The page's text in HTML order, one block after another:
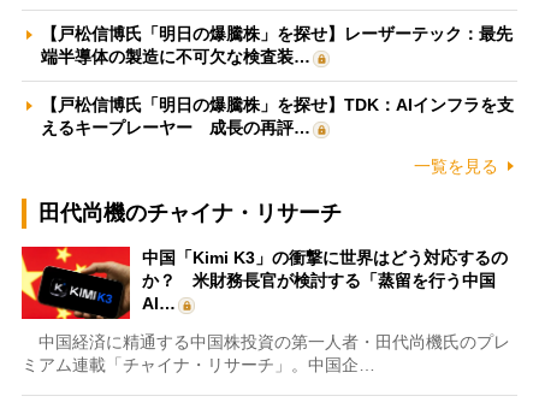
【戸松信博氏「明日の爆騰株」を探せ】レーザーテック：最先
端半導体の製造に不可欠な検査装…
【戸松信博氏「明日の爆騰株」を探せ】TDK：AIインフラを支
えるキープレーヤー 成長の再評…
一覧を見る
田代尚機のチャイナ・リサーチ
中国「Kimi K3」の衝撃に世界はどう対応するの
か？ 米財務長官が検討する「蒸留を行う中国
AI…
中国経済に精通する中国株投資の第一人者・田代尚機氏のプレ
ミアム連載「チャイナ・リサーチ」。中国企…